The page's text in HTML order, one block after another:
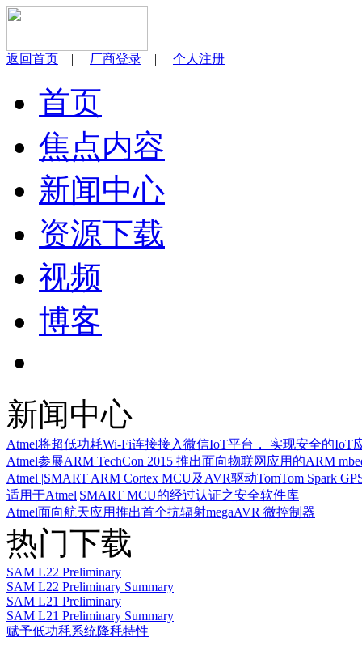
返回首页 | 厂商登录 | 个人注册
首页
焦点内容
新闻中心
资源下载
视频
博客
新闻中心
Atmel将超低功耗Wi-Fi连接接入微信IoT平台， 实现安全的IoT
Atmel参展ARM TechCon 2015 推出面向物联网应用的ARM
Atmel |SMART ARM Cortex MCU及AVR驱动TomTom Spark
适用于Atmel|SMART MCU的经过认证之安全软件库
Atmel面向航天应用推出首个抗辐射megaAVR 微控制器
热门下载
SAM L22 Preliminary
SAM L22 Preliminary Summary
SAM L21 Preliminary
SAM L21 Preliminary Summary
赋予低功秏系统降秏特性